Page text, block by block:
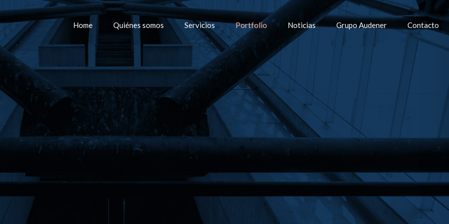
Home Quiénes somos Servicios Portfolio Noticias Grupo Audener Contacto